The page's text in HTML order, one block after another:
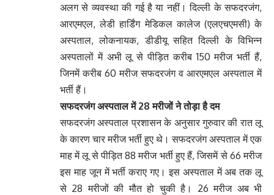
अलग से व्यवस्था की गई है या नहीं। दिल्ली के सफदरजंग,
आरएमएल, लेडी हार्डिंग मेडिकल कालेज (एलएचएमसी) के
अस्पताल, लोकनायक, डीडीयू सहित दिल्ली के विभिन्न
अस्पतालों में अभी लू से पीड़ित करीब 150 मरीज भर्ती हैं,
जिनमें करीब 60 मरीज सफदरजंग व आरएमएल अस्पताल में
भर्ती हैं।
सफदरजंग अस्पताल में 28 मरीजों ने तोड़ा है दम
सफदरजंग अस्पताल प्रशासन के अनुसार गुरुवार की रात लू
के कारण चार मरीज भर्ती हुए थे। सफदरजंग अस्पताल में एक
माह में लू से पीड़ित 88 मरीज भर्ती हुए हैं, जिसमें से 66 मरीज
इस माह जून में भर्ती कराए गए। इस अस्पताल में अब तक लू
से 28 मरीजों की मौत हो चुकी है। 26 मरीज अब भी